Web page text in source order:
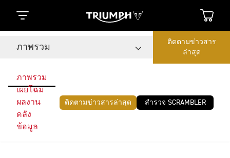
ภาพรวม
ติดตามข่าวสาร
ล่าสุด
ภาพรวม
เผยโฉม
ผลงาน
คลัง
ข้อมูล
ติดตามข่าวสารล่าสุด สำรวจ SCRAMBLER